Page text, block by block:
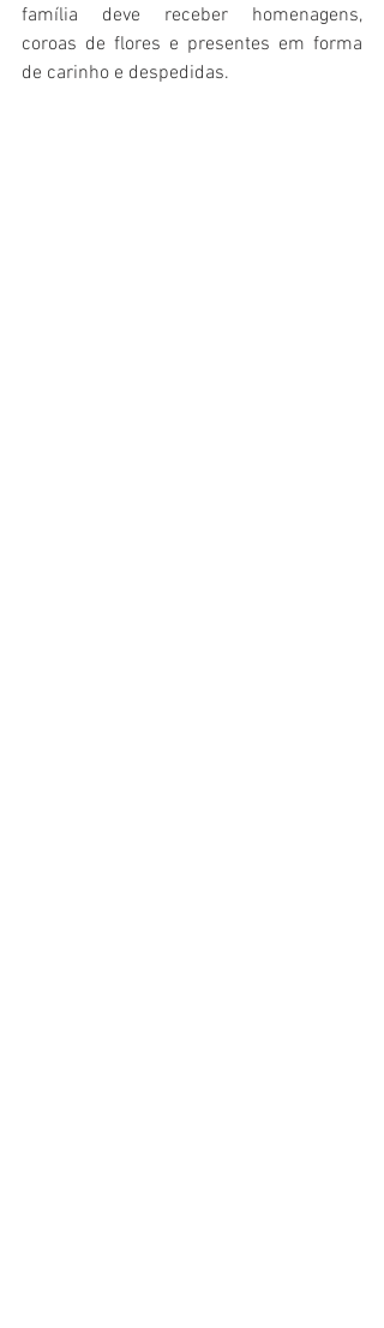
família deve receber homenagens,
coroas de flores e presentes em forma
de carinho e despedidas.